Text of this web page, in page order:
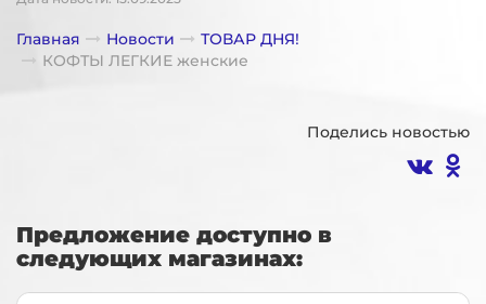
Главная Новости
ТОВАР ДНЯ!
КОФТЫ ЛЕГКИЕ женские
Поделись новостью
Предложение доступно в
следующих магазинах: